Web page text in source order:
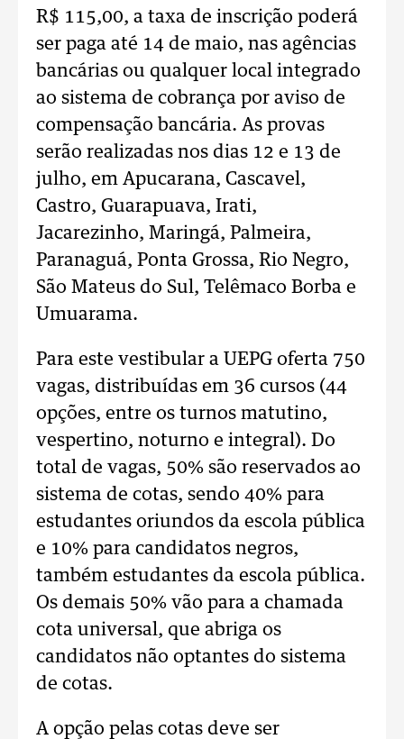
R$ 115,00, a taxa de inscrição poderá
ser paga até 14 de maio, nas agências
bancárias ou qualquer local integrado
ao sistema de cobrança por aviso de
compensação bancária. As provas
serão realizadas nos dias 12 e 13 de
julho, em Apucarana, Cascavel,
Castro, Guarapuava, Irati,
Jacarezinho, Maringá, Palmeira,
Paranaguá, Ponta Grossa, Rio Negro,
São Mateus do Sul, Telêmaco Borba e
Umuarama.
Para este vestibular a UEPG oferta 750
vagas, distribuídas em 36 cursos (44
opções, entre os turnos matutino,
vespertino, noturno e integral). Do
total de vagas, 50% são reservados ao
sistema de cotas, sendo 40% para
estudantes oriundos da escola pública
e 10% para candidatos negros,
também estudantes da escola pública.
Os demais 50% vão para a chamada
cota universal, que abriga os
candidatos não optantes do sistema
de cotas.
A opção pelas cotas deve ser